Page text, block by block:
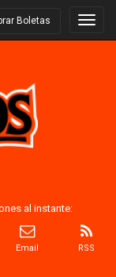
Boletas
al instante:
Email RSS